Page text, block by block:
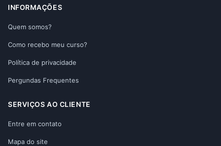
INFORMAÇÕES
Quem somos?
Como recebo meu curso?
Política de privacidade
Pergundas Frequentes
SERVIÇOS AO CLIENTE
Entre em contato
Mapa do site